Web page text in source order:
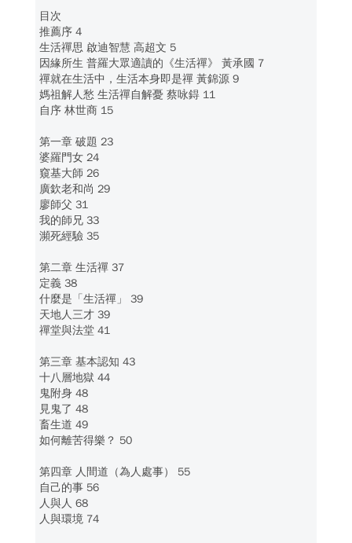
目次
推薦序 4
生活禪思 啟迪智慧 高超文 5
因緣所生 普羅大眾適讀的《生活禪》 黃承國 7
禪就在生活中，生活本身即是禪 黃錦源 9
媽祖解人愁 生活禪自解憂 蔡咏鍀 11
自序 林世商 15
第一章 破題 23
婆羅門女 24
窺基大師 26
廣欽老和尚 29
廖師父 31
我的師兄 33
瀕死經驗 35
第二章 生活禪 37
定義 38
什麼是「生活禪」 39
天地人三才 39
禪堂與法堂 41
第三章 基本認知 43
十八層地獄 44
鬼附身 48
見鬼了 48
畜生道 49
如何離苦得樂？ 50
第四章 人間道（為人處事） 55
自己的事 56
人與人 68
人與環境 74